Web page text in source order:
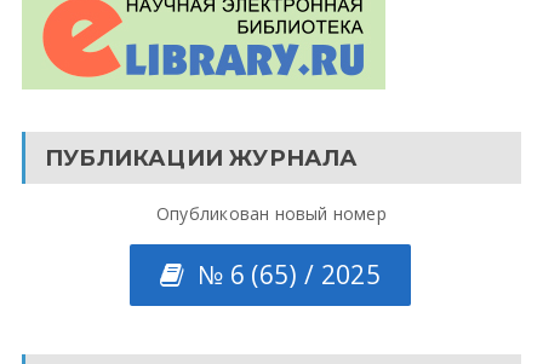
ПУБЛИКАЦИИ ЖУРНАЛА
Опубликован новый номер
№ 6 (65) / 2025